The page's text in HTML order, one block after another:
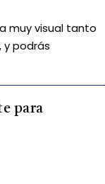
muy visual tanto
y podrás
para